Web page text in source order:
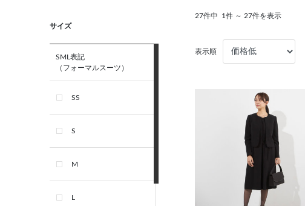
サイズ
SML表記
（フォーマルスーツ）
SS
S
M
L
27件中 1件 ～ 27件を表示
表示順